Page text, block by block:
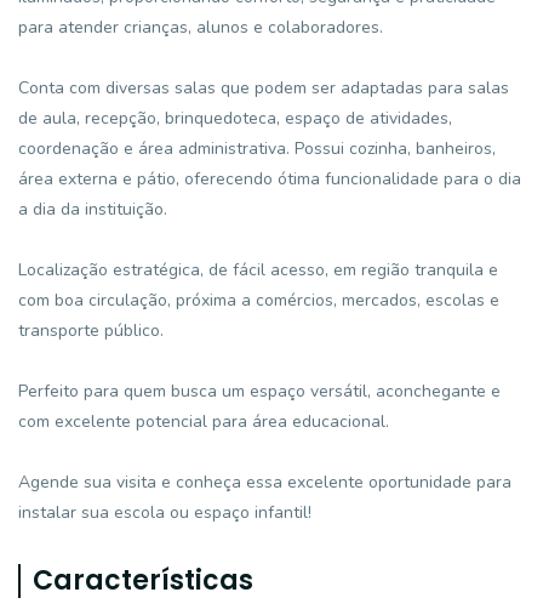
para atender crianças, alunos e colaboradores.
Conta com diversas salas que podem ser adaptadas para salas
de aula, recepção, brinquedoteca, espaço de atividades,
coordenação e área administrativa. Possui cozinha, banheiros,
área externa e pátio, oferecendo ótima funcionalidade para o dia
a dia da instituição.
Localização estratégica, de fácil acesso, em região tranquila e
com boa circulação, próxima a comércios, mercados, escolas e
transporte público.
Perfeito para quem busca um espaço versátil, aconchegante e
com excelente potencial para área educacional.
Agende sua visita e conheça essa excelente oportunidade para
instalar sua escola ou espaço infantil!
Características